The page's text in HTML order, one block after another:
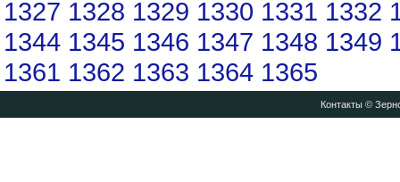
1327 1328 1329 1330 1331 1332
1344 1345 1346 1347 1348 1349
1361 1362 1363 1364 1365
Контакты©